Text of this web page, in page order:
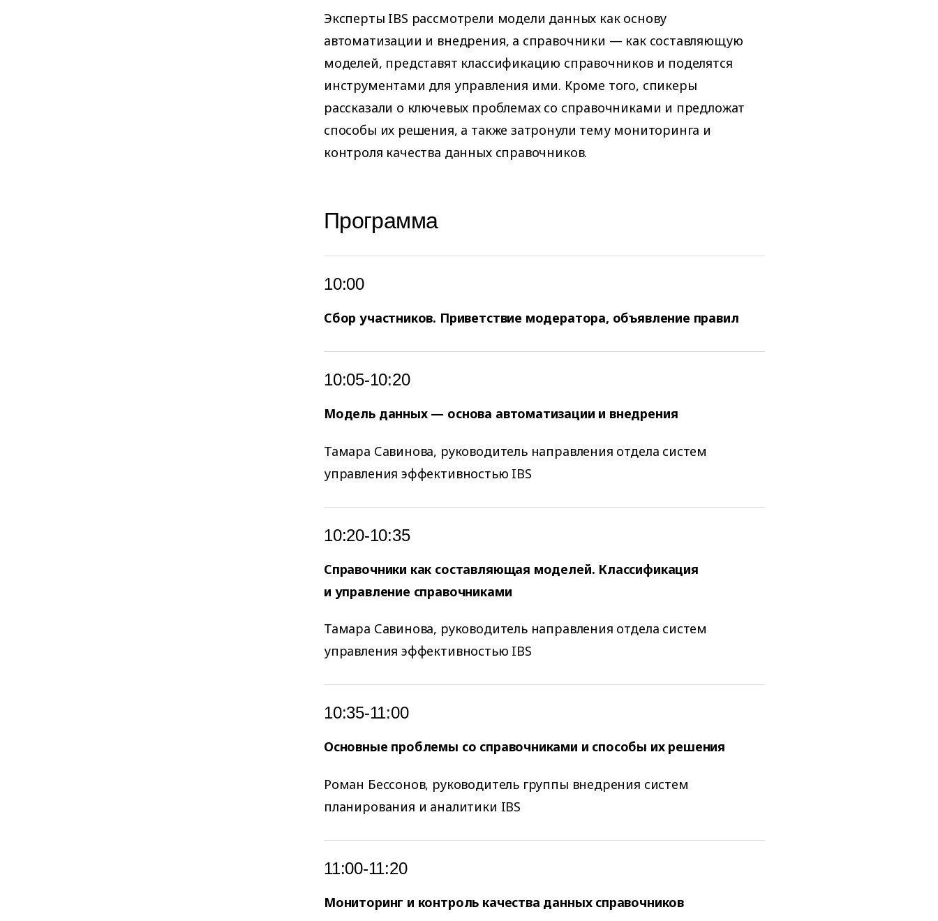
Эксперты IBS рассмотрели модели данных как основу
автоматизации и внедрения, а справочники — как составляющую
моделей, представят классификацию справочников и поделятся
инструментами для управления ими. Кроме того, спикеры
рассказали о ключевых проблемах со справочниками и предложат
способы их решения, а также затронули тему мониторинга и
контроля качества данных справочников.
Программа
10:00
Сбор участников. Приветствие модератора, объявление правил
10:05-10:20
Модель данных — основа автоматизации и внедрения
Тамара Савинова, руководитель направления отдела систем
управления эффективностью IBS
10:20-10:35
Справочники как составляющая моделей. Классификация
и управление справочниками
Тамара Савинова, руководитель направления отдела систем
управления эффективностью IBS
10:35-11:00
Основные проблемы со справочниками и способы их решения
Роман Бессонов, руководитель группы внедрения систем
планирования и аналитики IBS
11:00-11:20
Мониторинг и контроль качества данных справочников